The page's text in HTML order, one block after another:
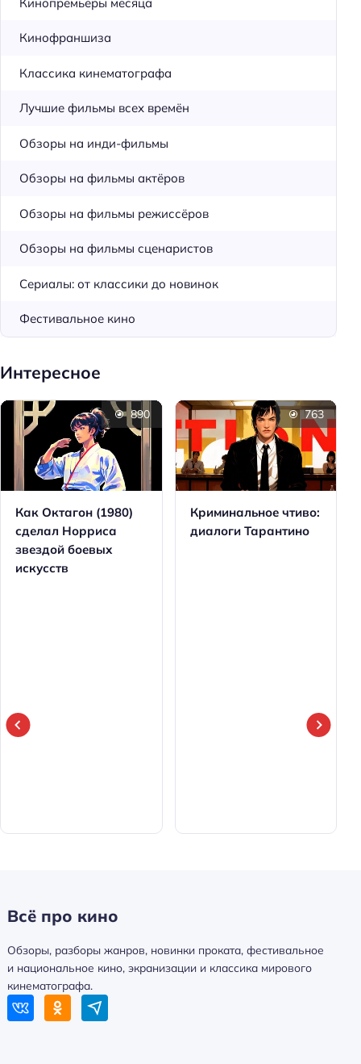
Кинофраншиза
Классика кинематографа
Лучшие фильмы всех времён
Обзоры на инди-фильмы
Обзоры на фильмы актёров
Обзоры на фильмы режиссёров
Обзоры на фильмы сценаристов
Сериалы: от классики до новинок
Фестивальное кино
Интересное
Как Октагон (1980)
сделал Норриса
звездой боевых
искусств
890
Криминальное чтиво:
диалоги Тарантино
763
Всё про кино
Обзоры, разборы жанров, новинки проката, фестивальное
и национальное кино, экранизации и классика мирового
кинематографа.